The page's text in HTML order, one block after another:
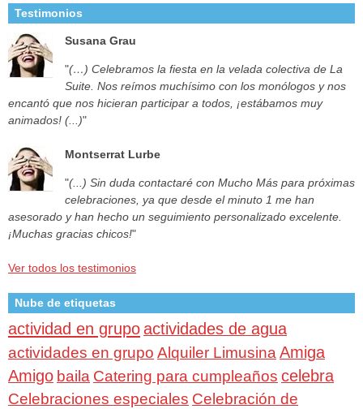
Testimonios
Susana Grau
"(…) Celebramos la fiesta en la velada colectiva de La
Suite. Nos reímos muchísimo con los monólogos y nos
encantó que nos hicieran participar a todos, ¡estábamos muy
animados! (...)"
Montserrat Lurbe
"(...) Sin duda contactaré con Mucho Más para próximas
celebraciones, ya que desde el minuto 1 me han
asesorado y han hecho un seguimiento personalizado excelente.
¡Muchas gracias chicos!"
Ver todos los testimonios
Nube de etiquetas
actividad en grupoactividades de agua
actividades en grupo Alquiler Limusina Amiga
Amigo baila Catering para cumpleaños celebra
Celebraciones especiales Celebración de